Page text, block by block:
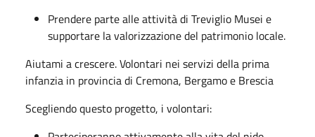
Prendere parte alle attività di Treviglio Musei e
supportare la valorizzazione del patrimonio locale.
Aiutami a crescere. Volontari nei servizi della prima
infanzia in provincia di Cremona, Bergamo e Brescia
Scegliendo questo progetto, i volontari: